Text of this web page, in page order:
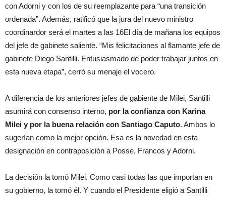
con Adorni y con los de su reemplazante para “una transición
ordenada”. Además, ratificó que la jura del nuevo ministro
coordinardor será el martes a las 16El día de mañana los equipos
del jefe de gabinete saliente. “Mis felicitaciones al flamante jefe de
gabinete Diego Santilli. Entusiasmado de poder trabajar juntos en
esta nueva etapa”, cerró su menaje el vocero.
A diferencia de los anteriores jefes de gabiente de Milei, Santilli
asumirá con consenso interno, por la confianza con Karina
Milei y por la buena relación con Santiago Caputo. Ambos lo
sugerían como la mejor opción. Esa es la novedad en esta
designación en contraposición a Posse, Francos y Adorni.
La decisión la tomó Milei. Como casi todas las que importan en
su gobierno, la tomó él. Y cuando el Presidente eligió a Santilli